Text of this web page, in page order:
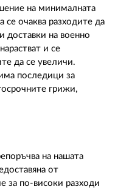
на минималната
се очаква разходите да
доставки на военно
и се
да се увеличи.
последици за
грижи,
на нашата
от
за по-високи разходи